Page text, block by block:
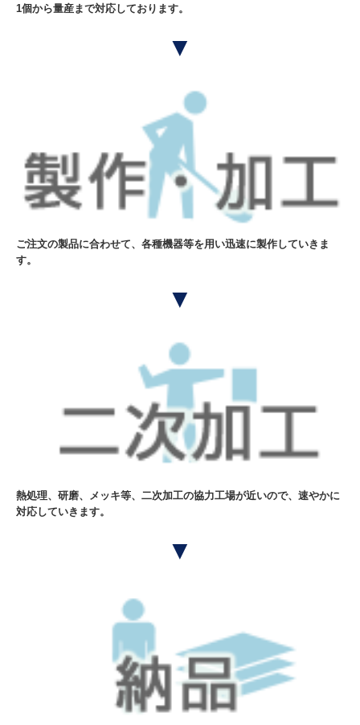
1個から量産まで対応しております。
▼
ご注文の製品に合わせて、各種機器等を用い迅速に製作していきま
す。
▼
熱処理、研磨、メッキ等、二次加工の協力工場が近いので、速やかに
対応していきます。
▼